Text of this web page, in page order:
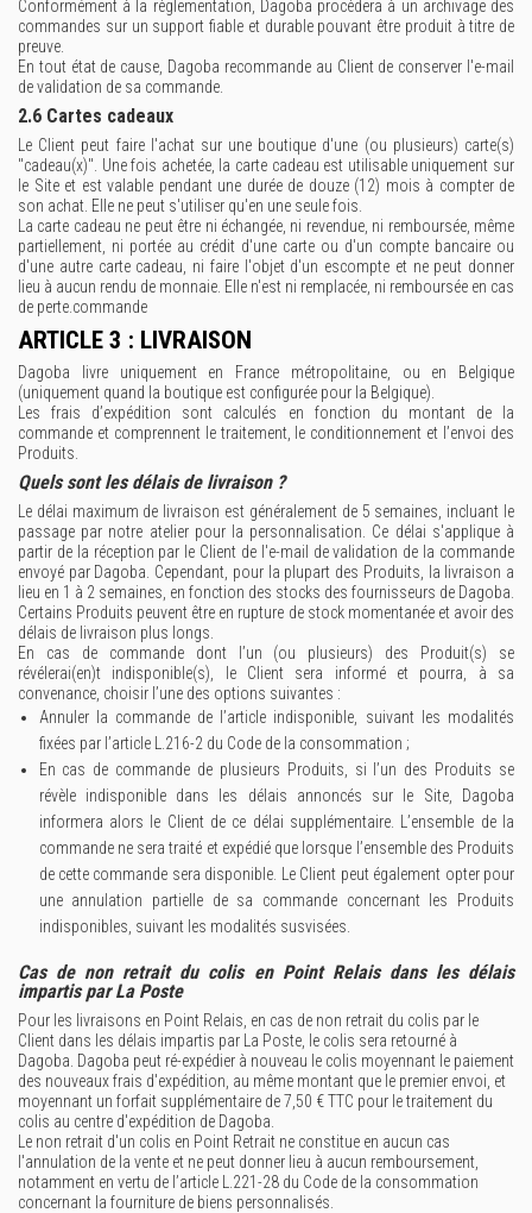
Conformément à la règlementation, Dagoba procèdera à un archivage des
commandes sur un support fiable et durable pouvant être produit à titre de
preuve.
En tout état de cause, Dagoba recommande au Client de conserver l'e-mail
de validation de sa commande.
2.6 Cartes cadeaux
Le Client peut faire l'achat sur une boutique d'une (ou plusieurs) carte(s)
"cadeau(x)". Une fois achetée, la carte cadeau est utilisable uniquement sur
le Site et est valable pendant une durée de douze (12) mois à compter de
son achat. Elle ne peut s'utiliser qu'en une seule fois.
La carte cadeau ne peut être ni échangée, ni revendue, ni remboursée, même
partiellement, ni portée au crédit d'une carte ou d'un compte bancaire ou
d'une autre carte cadeau, ni faire l'objet d'un escompte et ne peut donner
lieu à aucun rendu de monnaie. Elle n'est ni remplacée, ni remboursée en cas
de perte.commande
ARTICLE 3 : LIVRAISON
Dagoba livre uniquement en France métropolitaine, ou en Belgique
(uniquement quand la boutique est configurée pour la Belgique).
Les frais d’expédition sont calculés en fonction du montant de la
commande et comprennent le traitement, le conditionnement et l’envoi des
Produits.
Quels sont les délais de livraison ?
Le délai maximum de livraison est généralement de 5 semaines, incluant le
passage par notre atelier pour la personnalisation. Ce délai s'applique à
partir de la réception par le Client de l'e-mail de validation de la commande
envoyé par Dagoba. Cependant, pour la plupart des Produits, la livraison a
lieu en 1 à 2 semaines, en fonction des stocks des fournisseurs de Dagoba.
Certains Produits peuvent être en rupture de stock momentanée et avoir des
délais de livraison plus longs.
En cas de commande dont l’un (ou plusieurs) des Produit(s) se
révélerai(en)t indisponible(s), le Client sera informé et pourra, à sa
convenance, choisir l’une des options suivantes :
Annuler la commande de l’article indisponible, suivant les modalités
fixées par l’article L.216-2 du Code de la consommation ;
En cas de commande de plusieurs Produits, si l’un des Produits se
révèle indisponible dans les délais annoncés sur le Site, Dagoba
informera alors le Client de ce délai supplémentaire. L’ensemble de la
commande ne sera traité et expédié que lorsque l’ensemble des Produits
de cette commande sera disponible. Le Client peut également opter pour
une annulation partielle de sa commande concernant les Produits
indisponibles, suivant les modalités susvisées.
Cas de non retrait du colis en Point Relais dans les délais
impartis par La Poste
Pour les livraisons en Point Relais, en cas de non retrait du colis par le
Client dans les délais impartis par La Poste, le colis sera retourné à
Dagoba. Dagoba peut ré-expédier à nouveau le colis moyennant le paiement
des nouveaux frais d'expédition, au même montant que le premier envoi, et
moyennant un forfait supplémentaire de 7,50 € TTC pour le traitement du
colis au centre d'expédition de Dagoba.
Le non retrait d'un colis en Point Retrait ne constitue en aucun cas
l'annulation de la vente et ne peut donner lieu à aucun remboursement,
notamment en vertu de l’article L.221-28 du Code de la consommation
concernant la fourniture de biens personnalisés.